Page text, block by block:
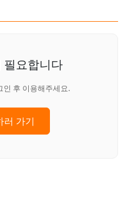
필요합니다
인 후 이용해주세요.
러 가기